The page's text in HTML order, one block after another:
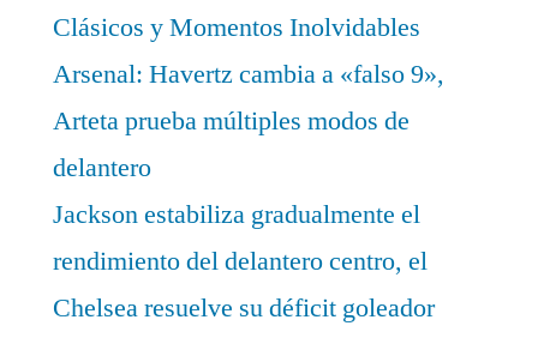
Clásicos y Momentos Inolvidables
Arsenal: Havertz cambia a «falso 9»,
Arteta prueba múltiples modos de
delantero
Jackson estabiliza gradualmente el
rendimiento del delantero centro, el
Chelsea resuelve su déficit goleador